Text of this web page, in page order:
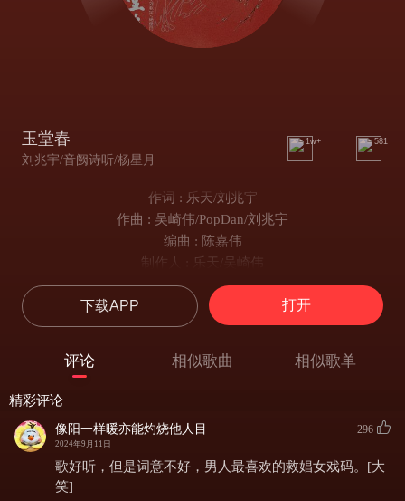
玉堂春
刘兆宇/音阙诗听/杨星月
1w+ 581
作词 : 乐天/刘兆宇
作曲 : 吴崎伟/PopDan/刘兆宇
编曲 : 陈嘉伟
制作人 : 乐天/吴崎伟
楼头柳青初见你
海棠开日已生情
为奴造一座百花亭
我知你勇敢抹去泪痕坚强的生存
这无数个日夜
下载APP 打开
评论 相似歌曲 相似歌单
精彩评论
像阳一样暖亦能灼烧他人目
2024年9月11日
296
歌好听，但是词意不好，男人最喜欢的救娼女戏码。[大
笑]